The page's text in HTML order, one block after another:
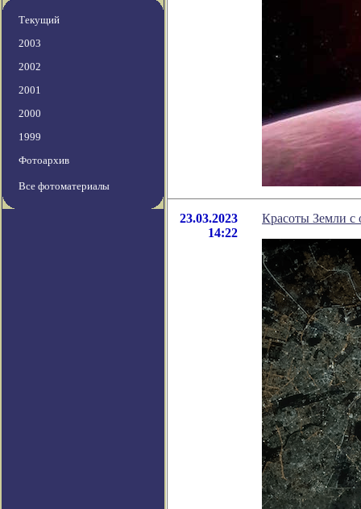
Текущий
2003
2002
2001
2000
1999
Фотоархив
Все фотоматериалы
23.03.2023
14:22
Красоты Земли с